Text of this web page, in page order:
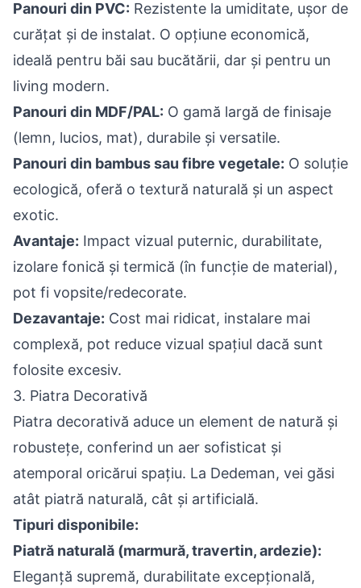
Panouri din PVC: Rezistente la umiditate, ușor de
curățat și de instalat. O opțiune economică,
ideală pentru băi sau bucătării, dar și pentru un
living modern.
Panouri din MDF/PAL: O gamă largă de finisaje
(lemn, lucios, mat), durabile și versatile.
Panouri din bambus sau fibre vegetale: O soluție
ecologică, oferă o textură naturală și un aspect
exotic.
Avantaje: Impact vizual puternic, durabilitate,
izolare fonică și termică (în funcție de material),
pot fi vopsite/redecorate.
Dezavantaje: Cost mai ridicat, instalare mai
complexă, pot reduce vizual spațiul dacă sunt
folosite excesiv.
3. Piatra Decorativă
Piatra decorativă aduce un element de natură și
robustețe, conferind un aer sofisticat și
atemporal oricărui spațiu. La Dedeman, vei găsi
atât piatră naturală, cât și artificială.
Tipuri disponibile:
Piatră naturală (marmură, travertin, ardezie):
Eleganță supremă, durabilitate excepțională,